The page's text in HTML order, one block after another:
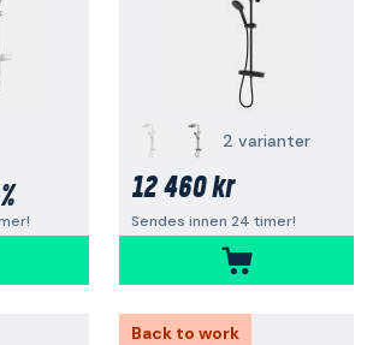
2 varianter
12 460 kr
Sendes innen 24 timer!
Back to work